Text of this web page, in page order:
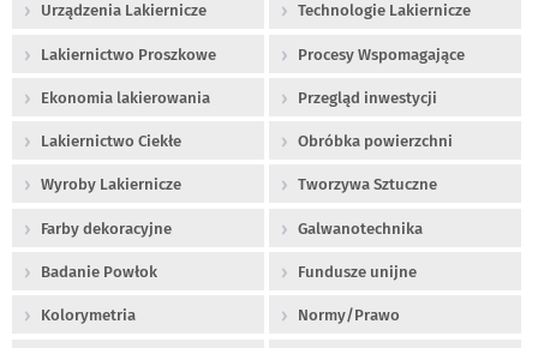
Urządzenia Lakiernicze Technologie Lakiernicze
Lakiernictwo Proszkowe Procesy Wspomagające
Ekonomia lakierowania Przegląd inwestycji
Lakiernictwo Ciekłe Obróbka powierzchni
Wyroby Lakiernicze Tworzywa Sztuczne
Farby dekoracyjne Galwanotechnika
Badanie Powłok Fundusze unijne
Kolorymetria Normy/Prawo